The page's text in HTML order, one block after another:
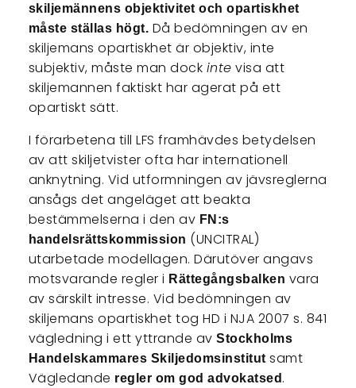
skiljemännens objektivitet och opartiskhet
måste ställas högt. Då bedömningen av en
skiljemans opartiskhet är objektiv, inte
subjektiv, måste man dock inte visa att
skiljemannen faktiskt har agerat på ett
opartiskt sätt.
I förarbetena till LFS framhävdes betydelsen
av att skiljetvister ofta har internationell
anknytning. Vid utformningen av jävsreglerna
ansågs det angeläget att beakta
bestämmelserna i den av FN:s
handelsrättskommission (UNCITRAL)
utarbetade modellagen. Därutöver angavs
motsvarande regler i Rättegångsbalken vara
av särskilt intresse. Vid bedömningen av
skiljemans opartiskhet tog HD i NJA 2007 s. 841
vägledning i ett yttrande avStockholms
Handelskammares Skiljedomsinstitutsamt
Vägledande regler om god advokatsed .